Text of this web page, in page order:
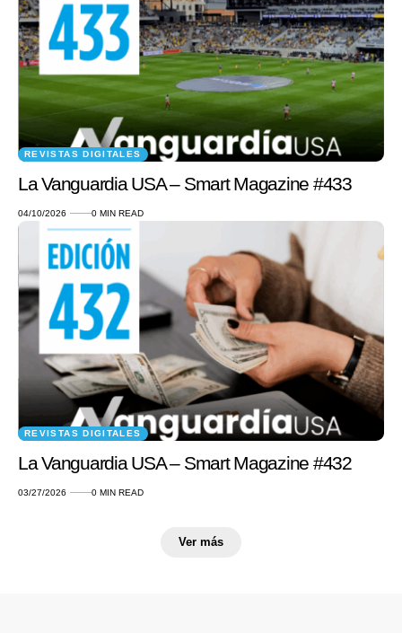
REVISTAS DIGITALES
La Vanguardia USA – Smart Magazine #433
04/10/2026 0 MIN READ
REVISTAS DIGITALES
La Vanguardia USA – Smart Magazine #432
03/27/2026 0 MIN READ
Ver más